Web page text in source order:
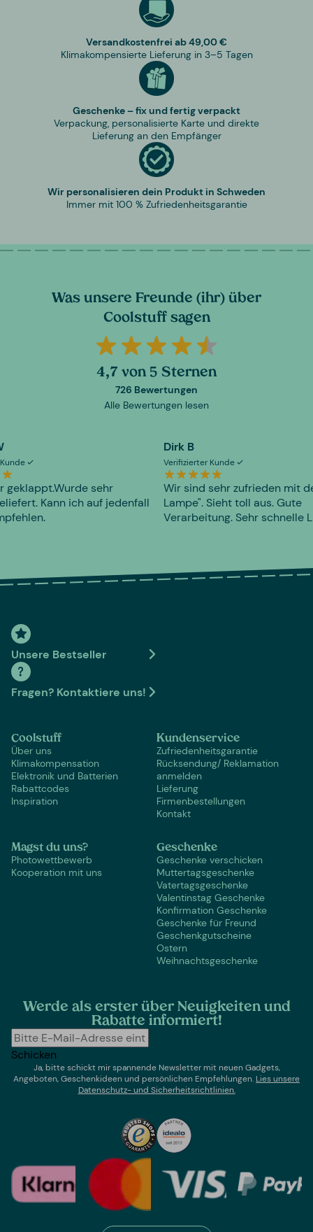
Versandkostenfrei ab 49,00 €
Klimakompensierte Lieferung in 3–5 Tagen
Geschenke – fix und fertig verpackt
Verpackung, personalisierte Karte und direkte
Lieferung an den Empfänger
Wir personalisieren dein Produkt in Schweden
Immer mit 100 % Zufriedenheitsgarantie
Was unsere Freunde (ihr) über
Coolstuff sagen
4,7 von 5 Sternen
726 Bewertungen
Alle Bewertungen lesen
geklappt.Wurde sehr
Kann ich auf jedenfall
Dirk B
Verifizierter Kunde
Wir sind sehr zufrieden mit
Lampe". Sieht toll aus. Gute
Verarbeitung. Sehr schnelle
Unsere Bestseller
Fragen? Kontaktiere uns!
Coolstuff
Über uns
Klimakompensation
Elektronik und Batterien
Rabattcodes
Inspiration
Kundenservice
Zufriedenheitsgarantie
Rücksendung/ Reklamation
anmelden
Lieferung
Firmenbestellungen
Kontakt
Magst du uns?
Photowettbewerb
Kooperation mit uns
Geschenke
Geschenke verschicken
Muttertagsgeschenke
Vatertagsgeschenke
Valentinstag Geschenke
Konfirmation Geschenke
Geschenke für Freund
Geschenkgutscheine
Ostern
Weihnachtsgeschenke
Werde als erster über Neuigkeiten und
Rabatte informiert!
Schicken
Ja, bitte schickt mir spannende Newsletter mit neuen Gadgets,
Angeboten, Geschenkideen und persönlichen Empfehlungen. Lies unsere
Datenschutz- und Sicherheitsrichtlinien.